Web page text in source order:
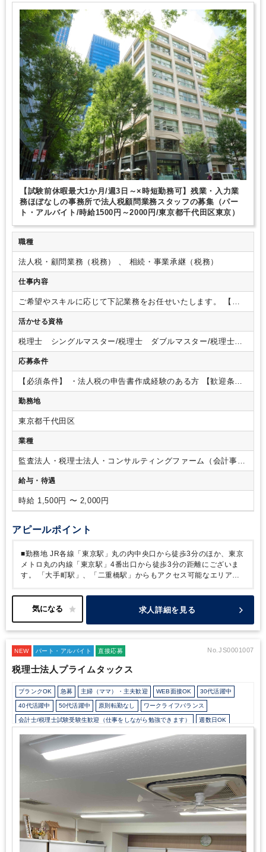
週数日OK（出勤日数相談可能） 週3日からOK 週4日勤務 週5日勤務
時短勤務の相談OK 勤務開始時間の相談OK 勤務終了時間の相談OK 朝遅め
10時以降出社OK 定時早め 16時以前退社OK フルタイム
1日5時間以内でもOK 時短OK 1日7時間未満勤務OK 9時30分出社OK
残業なし 残業少なめ 残業月10時間未満 残業20時間未満
駅から徒歩5分以内 オフィスカジュアルOK ドリンクサービスあり
パーテーション区切りあり 少人数の職場（所属部門の人数3人以下）
研修・資格取得支援 教育環境が充実 社内システム等のOJT
業務手順等のOJT 土日祝休み 弥生会計 freee e-Tax
【試験前休暇最大1か月/週3日～×時短勤務可】残業・入力業
務ほぼなしの事務所で法人税顧問業務スタッフの募集（パー
ト・アルバイト/時給1500円～2000円/東京都千代田区東京）
職種
法人税・顧問業務（税務） 、 相続・事業承継（税務）
仕事内容
ご希望やスキルに応じて下記業務をお任せいたします。
【具
体的な業務内容】・法人税申告書作成業務（上場子会社、中
小中堅会社）
ティング業務 ・株価算定業務・相続税申告業務 等 ※基本的
に入力業務はございません。
活かせる資格
税理士 シングルマスター/税理士 ダブルマスター/税理士試
験 １科目合格/税理士試験 ２科目合格/税理士試験 ３科目
合格/税理士試験 ４科目合格
応募条件
【必須条件】 ・法人税の申告書作成経験のある方
【歓迎条
件】・税理士科目合格者
勤務地
東京都千代田区
業種
監査法人・税理士法人・コンサルティングファーム（会計事務
所）
給与・待遇
時給 1,500円 〜 2,000円
アピールポイント
■勤務地 JR各線「東京駅」丸の内中央口から徒歩3分のほか、東京
メトロ丸の内線「東京駅」4番出口から徒歩3分の距離にございま
す。
「大手町駅」、「二重橋駅」からもアクセス可能なエリアで
多く、スタートアップからIPO準備会社・老舗企業まで多岐に渡り
ます。売上規模数十億円がクライアントのボリュームゾーンとなる
る環境でございます。
■働き方
・週3日～×時短勤務のご相談がで
可能です！・アルバイトとしてご就業後、1年程で正社員として切
とと、代表がBig4出身でBig4時代の業務フローをベースにフォー
マットで統一されていることから、繁忙期であっても17：30には
帰社される方がほとんどです。・将来的には10社程お任せする予
定ではございますが、入力業務はないため難しく考える必要はござ
いません。■その他特徴・代表は大手都市銀行や中堅・大手税理
士法人を経験しており、財務・税務・ファイナンスサービスをワン
ストップで提供できることが強みとなっております。
働きながら税理士合格されて登録待ちの方が複数名いらっしゃるほ
か、科目合格者の方もいらっしゃいます。また、代表含めて子育て
世代の方も多くいらっしゃいます。ライフステージに合わせた働き
方を叶えられます！
・2021年1月にオフィスを丸の内仲通りに面
したビルに移転しました。ビルの角部屋に位置しており、2面がガ
ラス張りで日差しがよく入ります。窓からは皇居や四季折々の街路
樹、イルミネーションが見えることもございます。お昼時はキッチ
ンカーも来ます！
求人詳細を見る
NEW パート・アルバイト 直接応募 No.JS0001007
税理士法人プライムタックス
ブランクOK 急募 主婦（ママ）・主夫歓迎 WEB面接OK 30代活躍中
40代活躍中 50代活躍中 原則転勤なし ワークライフバランス
会計士/税理士試験受験生歓迎（仕事をしながら勉強できます） 週数日OK
週3日からOK 週4日勤務 週5日勤務 時短勤務の相談OK
勤務開始時間の相談OK 勤務終了時間の相談OK 朝遅め 定時早め
16時以前退社OK 1日7時間未満勤務OK
オフィスカジュアルOK 休憩室あり
パーテーション区切りあり
Wワーク可能（副業禁止規定なし） 少人数の職場（所属部門の人数3人以下）
ルーティンワークがメイン 社内システム等のOJT
土日祝休み 完全週休2日制 EXCELのスキルが活かせる 英語力不要
TKC